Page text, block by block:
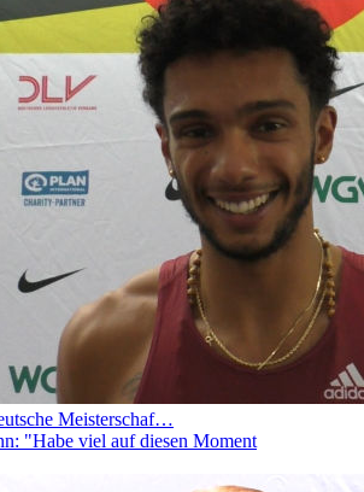
Meisterschaf…
"Habe viel auf diesen Moment